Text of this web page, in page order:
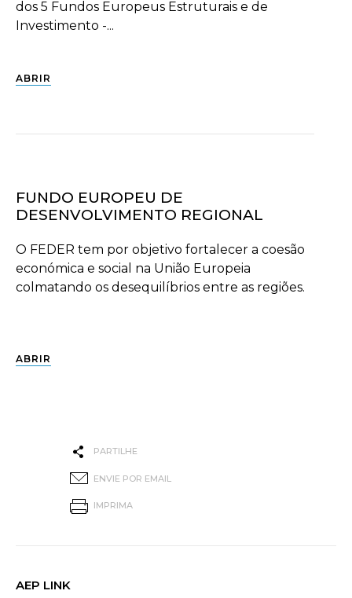
dos 5 Fundos Europeus Estruturais e de
Investimento -...
ABRIR
FUNDO EUROPEU DE
DESENVOLVIMENTO REGIONAL
O FEDER tem por objetivo fortalecer a coesão
económica e social na União Europeia
colmatando os desequilíbrios entre as regiões.
ABRIR
PARTILHE
ENVIE POR EMAIL
IMPRIMA
AEP LINK